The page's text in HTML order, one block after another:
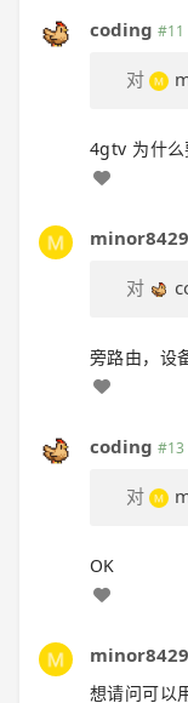
coding #11
对
4gtv 为什么
minor8429
对
旁路由，设
coding #13
对
OK
minor8429
想请问可以